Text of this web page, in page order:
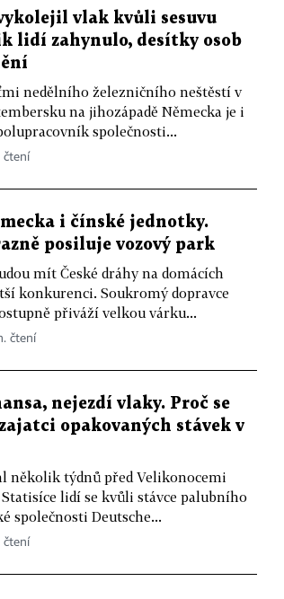
vlak kvůli sesuvu
lidí zahynulo, desítky osob
nedělního železničního neštěstí v
na jihozápadě Německa je i
společnosti...
čtení
i čínské jednotky.
posiluje vozový park
mít České dráhy na domácích
konkurenci. Soukromý dopravce
přiváží velkou várku...
čtení
nejezdí vlaky. Proč se
opakovaných stávek v
několik týdnů před Velikonocemi
lidí se kvůli stávce palubního
společnosti Deutsche...
čtení